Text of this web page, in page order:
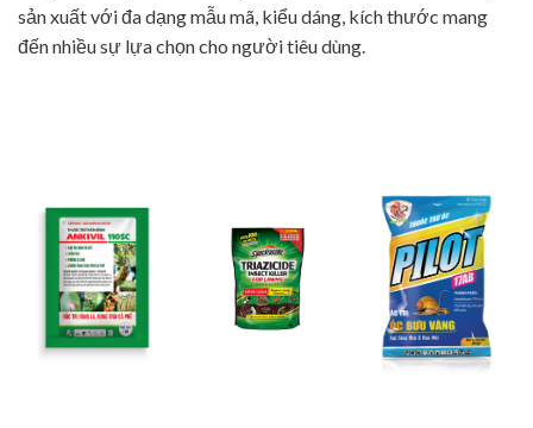
sản xuất với đa dạng mẫu mã, kiểu dáng, kích thước mang
đến nhiều sự lựa chọn cho người tiêu dùng.